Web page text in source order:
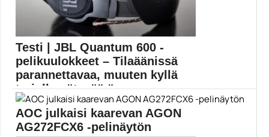
Testi | JBL Quantum 600 -
pelikuulokkeet – Tilaäänissä
parannettavaa, muuten kyllä
tarjolla pätevää ä...
JBL Quantum 600 -kuulokkeet ovat keskihintaiset
pelikuulokkeet, joissa...
JBL
AOC julkaisi kaarevan AGON
AG272FCX6 -pelinäytön